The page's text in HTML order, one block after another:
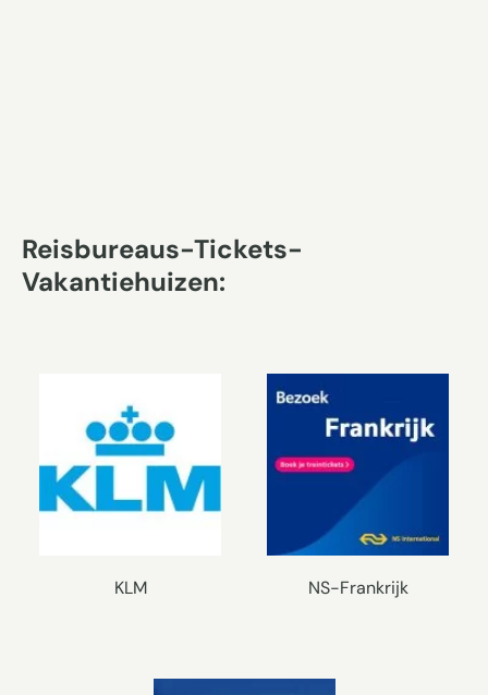
Reisbureaus-Tickets-
Vakantiehuizen:
KLM NS-Frankrijk